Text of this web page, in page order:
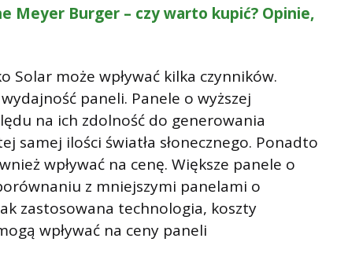
Meyer Burger – czy warto kupić? Opinie,
Solar może wpływać kilka czynników.
paneli. Panele o wyższej
na ich zdolność do generowania
samej ilości światła słonecznego. Ponadto
wpływać na cenę. Większe panele o
z mniejszymi panelami o
zastosowana technologia, koszty
wpływać na ceny paneli